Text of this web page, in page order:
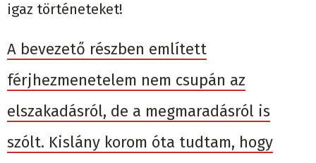
igaz történeteket!
A bevezető részben említett
férjhezmenetelem nem csupán az
elszakadásról, de a megmaradásról is
szólt. Kislány korom óta tudtam, hogy